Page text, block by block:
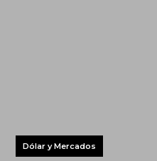
Dólar y Mercados